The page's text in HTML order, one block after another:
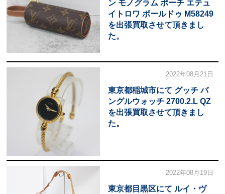
ン モノグラム ポーチ エテュ
イトロワ ボールドゥ M58249
を出張買取させて頂きまし
た。
2022年08月21日
東京都稲城市にて グッチ バ
ングルウォッチ 2700.2.L QZ
を出張買取させて頂きまし
た。
2022年08月19日
東京都目黒区にて ルイ・ヴ